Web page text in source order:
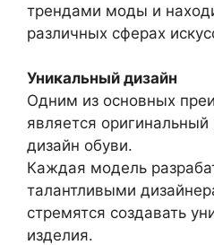
трендами моды и
различных сферах
Уникальный дизайн
Одним из основных
является
дизайн обуви.
Каждая модель
талантливыми
стремятся создавать
изделия.